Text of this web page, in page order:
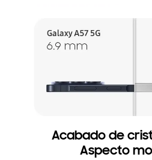
Acabado de
Aspecto